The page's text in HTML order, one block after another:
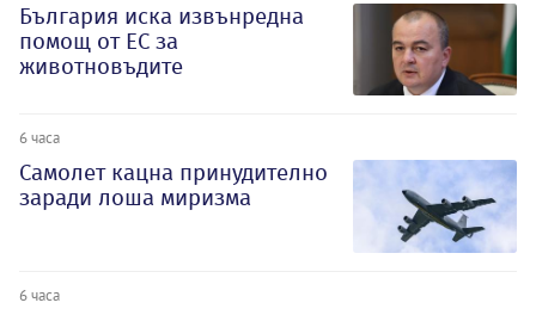
България иска извънредна
помощ от ЕС за
животновъдите
6 часа
Самолет кацна принудително
заради лоша миризма
6 часа